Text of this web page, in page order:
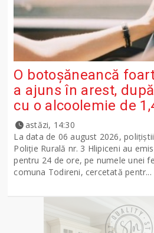
O botoșăneancă
a ajuns în arest,
cu o alcoolemie de
astăzi, 14:30
La data de 06 august 2026,
Poliție Rurală nr. 3 Hlipiceni au
pentru 24 de ore, pe numele unei
comuna Todireni, cercetată pentr...